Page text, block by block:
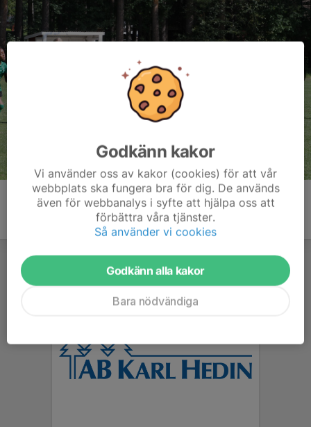
Godkänn kakor
Vi använder oss av kakor (cookies) för att vår
webbplats ska fungera bra för dig. De används
även för webbanalys i syfte att hjälpa oss att
förbättra våra tjänster.
Så använder vi cookies
Godkänn alla kakor
Bara nödvändiga